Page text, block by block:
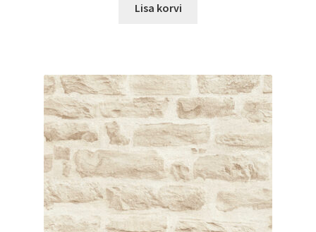
Lisa korvi